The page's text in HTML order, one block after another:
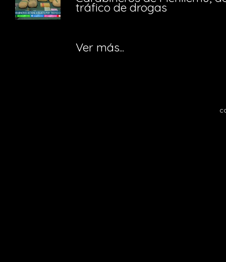
tráfico de drogas
Ver más...